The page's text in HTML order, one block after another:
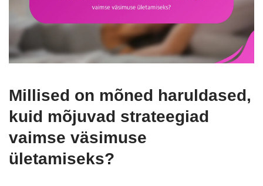
Millised on mõned haruldased,
kuid mõjuvad strateegiad
vaimse väsimuse
ületamiseks?